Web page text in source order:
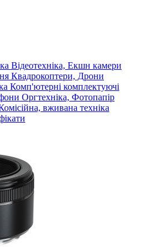
Відеотехніка, Екшн камери
Квадрокоптери, Дрони
Комп'ютерні комплектуючі
Оргтехніка, Фотопапір
вживана техніка